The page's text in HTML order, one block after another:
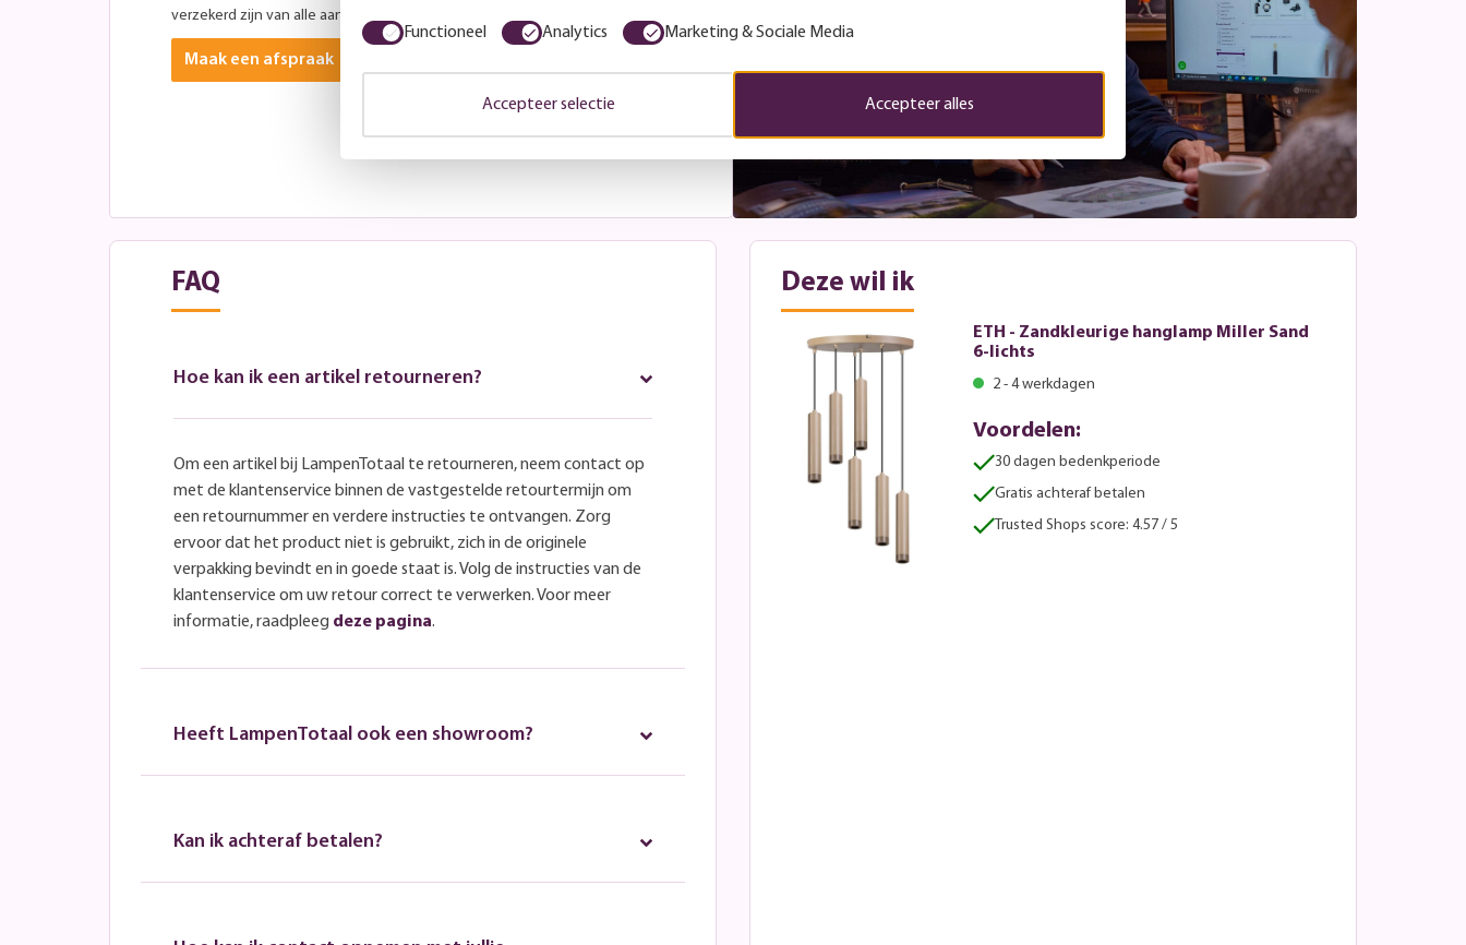
verzekerd zijn van alle aandacht? Plan dan vooraf een afspraak in.
Maak een afspraak
FAQ
Hoe kan ik een artikel retourneren?
Om een artikel bij LampenTotaal te retourneren, neem contact op
met de klantenservice binnen de vastgestelde retourtermijn om
een retournummer en verdere instructies te ontvangen. Zorg
ervoor dat het product niet is gebruikt, zich in de originele
verpakking bevindt en in goede staat is. Volg de instructies van de
klantenservice om uw retour correct te verwerken. Voor meer
informatie, raadpleeg deze pagina.
Heeft LampenTotaal ook een showroom?
Kan ik achteraf betalen?
Deze wil ik
ETH - Zandkleurige hanglamp Miller Sand
6-lichts
2 - 4 werkdagen
Voordelen:
30 dagen bedenkperiode
Gratis achteraf betalen
Trusted Shops score: 4.57 / 5
Functioneel Analytics Marketing & Sociale Media
Accepteer selectie Accepteer alles